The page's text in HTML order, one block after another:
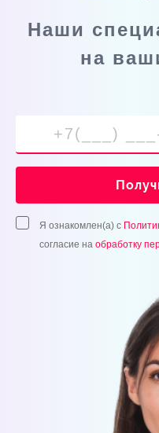
Наши
на
Я ознакомлен(а) с
согласие на обработку